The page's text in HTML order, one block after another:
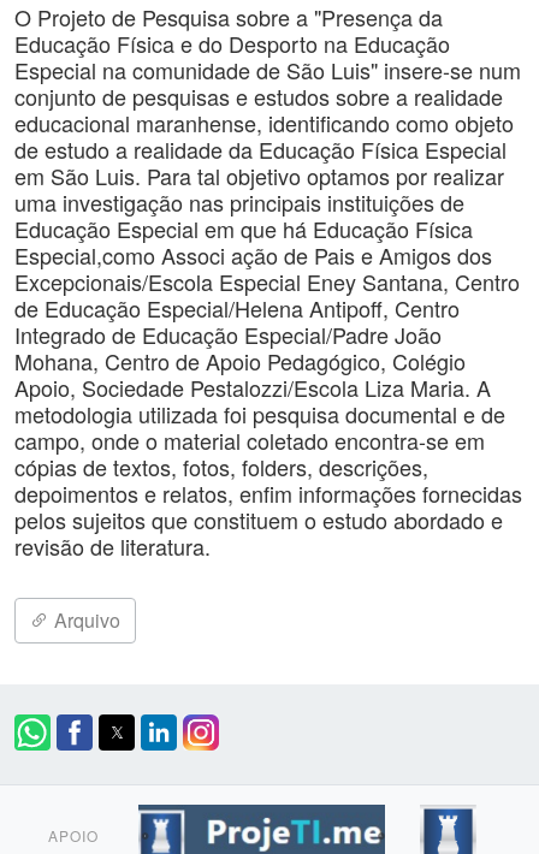
O Projeto de Pesquisa sobre a "Presença da
Educação Física e do Desporto na Educação
Especial na comunidade de São Luis" insere-se num
conjunto de pesquisas e estudos sobre a realidade
educacional maranhense, identificando como objeto
de estudo a realidade da Educação Física Especial
em São Luis. Para tal objetivo optamos por realizar
uma investigação nas principais instituições de
Educação Especial em que há Educação Física
Especial,como Associ ação de Pais e Amigos dos
Excepcionais/Escola Especial Eney Santana, Centro
de Educação Especial/Helena Antipoff, Centro
Integrado de Educação Especial/Padre João
Mohana, Centro de Apoio Pedagógico, Colégio
Apoio, Sociedade Pestalozzi/Escola Liza Maria. A
metodologia utilizada foi pesquisa documental e de
campo, onde o material coletado encontra-se em
cópias de textos, fotos, folders, descrições,
depoimentos e relatos, enfim informações fornecidas
pelos sujeitos que constituem o estudo abordado e
revisão de literatura.
Arquivo
APOIO